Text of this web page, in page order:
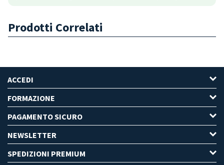
Prodotti Correlati
ACCEDI
FORMAZIONE
PAGAMENTO SICURO
NEWSLETTER
SPEDIZIONI PREMIUM